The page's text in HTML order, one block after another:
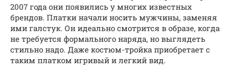
2007 года они появились у многих известных
брендов. Платки начали носить мужчины, заменяя
ими галстук. Он идеально смотрится в образе, когда
не требуется формального наряда, но выглядеть
стильно надо. Даже костюм-тройка приобретает с
таким платком игривый и легкий вид.